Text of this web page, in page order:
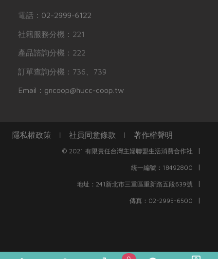
電話： 02-2999-6122
社籍服務分機：221
產品諮詢分機：222
訂單查詢分機：736、739
Email：gncoop@hucc-coop.tw
隱私權政策 | 社員同意條款 | 著作權聲明
© 2021 有限責任台灣主婦聯盟生活消費合作社 |
統一編號：18492800 |
地址：241新北市三重區重新路五段639號 |
傳真：02-2995-6500 |